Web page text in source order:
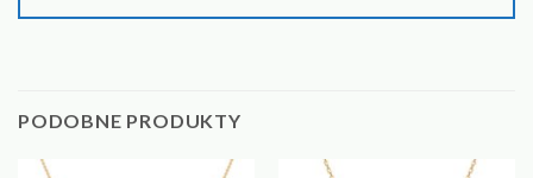
PODOBNE PRODUKTY